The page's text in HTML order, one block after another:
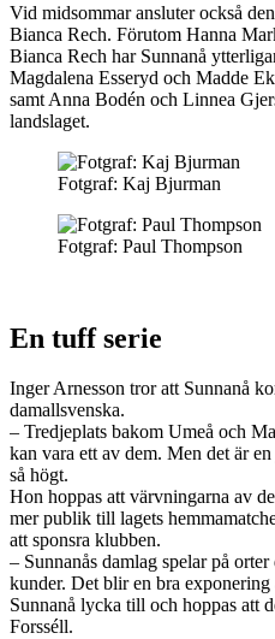
Vid midsommar ansluter också
Bianca Rech. Förutom Hanna
Bianca Rech har Sunnanå
Magdalena Esseryd och Madde
samt Anna Bodén och Linnea
landslaget.
Fotgraf: Kaj Bjurman
Fotgraf: Paul Thompson
En tuff serie
Inger Arnesson tror att Sunnanå
damallsvenska.
– Tredjeplats bakom Umeå och
kan vara ett av dem. Men det är
så högt.
Hon hoppas att värvningarna av
mer publik till lagets
att sponsra klubben.
– Sunnanås damlag spelar på
kunder. Det blir en bra
Sunnanå lycka till och hoppas att
Forsséll.